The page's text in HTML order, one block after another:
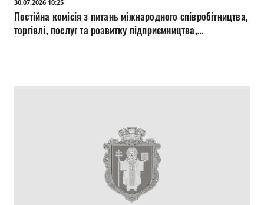
30.07.2026 10:25
Постійна комісія з питань міжнародного співробітництва,
торгівлі, послуг та розвитку підприємництва,